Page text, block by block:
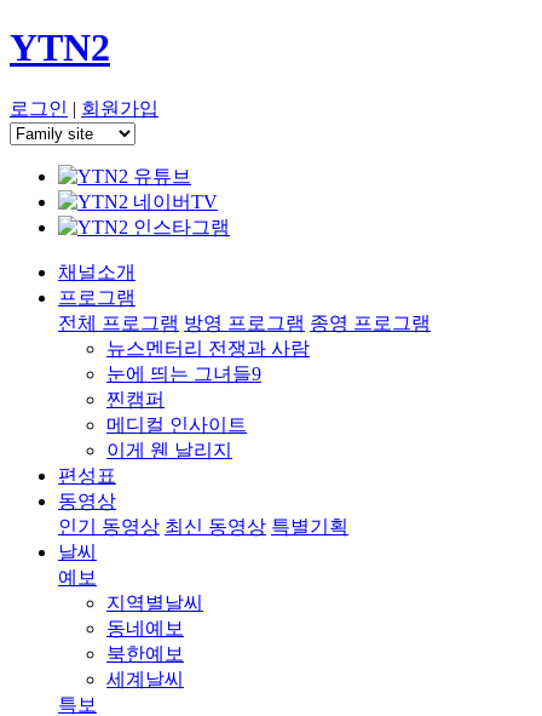
YTN2
로그인 | 회원가입
채널소개
프로그램
전체 프로그램 방영 프로그램 종영 프로그램
뉴스멘터리 전쟁과 사람
눈에 띄는 그녀들9
찐캠퍼
메디컬 인사이트
이게 웬 날리지
편성표
동영상
인기 동영상 최신 동영상 특별기획
날씨
예보
지역별날씨
동네예보
북한예보
세계날씨
특보